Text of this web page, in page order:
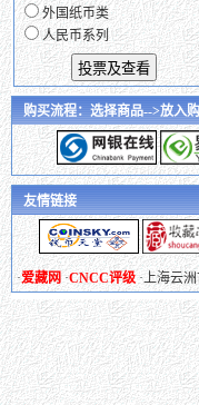
外国纸币类
人民币系列
购买流程：选择商品-->放入
友情链接
·爱藏网 ·CNCC评级·上海云